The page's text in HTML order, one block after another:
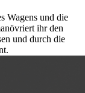
Wagens und die
ihr den
und durch die